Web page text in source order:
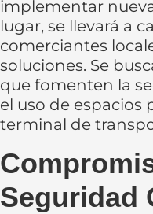
implementar
lugar, se llevará a
comerciantes
soluciones. Se
que fomenten la
el uso de espacios
terminal de
Seguridad